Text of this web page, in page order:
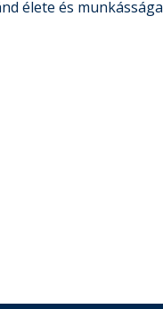
élete és munkássága